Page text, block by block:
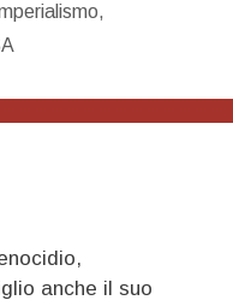
,
anche il suo